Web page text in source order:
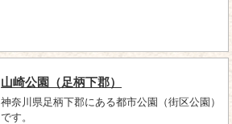
山崎公園（足柄下郡）
神奈川県足柄下郡にある都市公園（街区公園）
です。